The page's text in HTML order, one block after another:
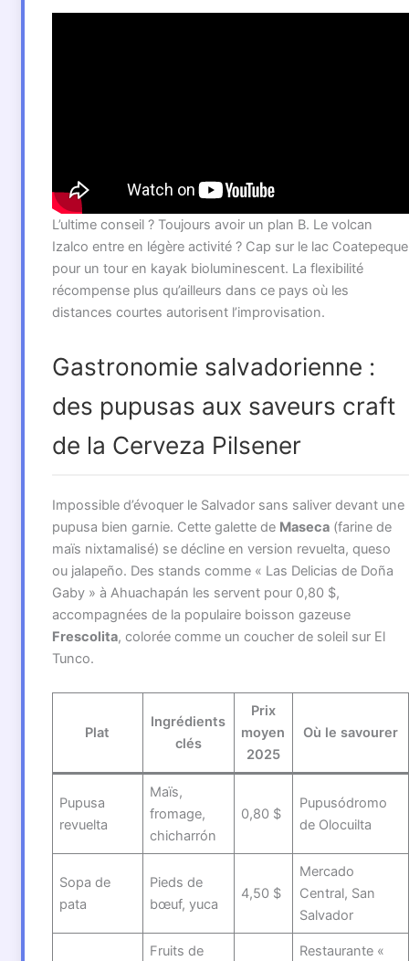
L’ultime conseil ? Toujours avoir un plan B. Le volcan
Izalco entre en légère activité ? Cap sur le lac Coatepeque
pour un tour en kayak bioluminescent. La flexibilité
récompense plus qu’ailleurs dans ce pays où les
distances courtes autorisent l’improvisation.
Gastronomie salvadorienne :
des pupusas aux saveurs craft
de la Cerveza Pilsener
Impossible d’évoquer le Salvador sans saliver devant une
pupusa bien garnie. Cette galette de Maseca(farine de
maïs nixtamalisé) se décline en version revuelta, queso
ou jalapeño. Des stands comme « Las Delicias de Doña
Gaby » à Ahuachapán les servent pour 0,80 $,
accompagnées de la populaire boisson gazeuse
Frescolita, colorée comme un coucher de soleil sur El
Tunco.
Plat
Ingrédients
clés
Prix
moyen
2025
Où le savourer
Pupusa
revuelta
Maïs,
fromage,
chicharrón
0,80 $
Pupusódromo
de Olocuilta
Sopa de
pata
Pieds de
bœuf, yuca
4,50 $
Mercado
Central, San
Salvador
Fruits de
Restaurante «